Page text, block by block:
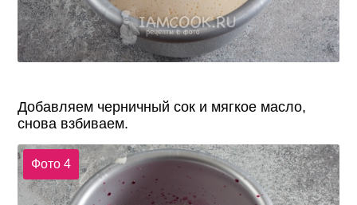
Добавляем черничный сок и мягкое масло,
снова взбиваем.
Фото 4